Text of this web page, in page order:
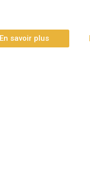
En savoir plus